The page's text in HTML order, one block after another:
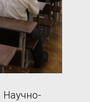
Научно-